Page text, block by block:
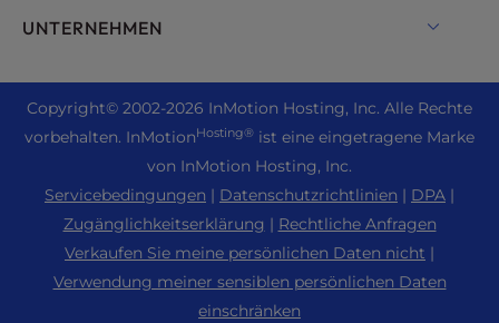
Enterprise Hosting Lösungen
Reseller Hosting
Reseller VPS
Professionelle E-Mail
WordPress Website Builder
Joomla Hosting
Laravel Hosting
Linux-Hosting
Magento Hosting
Minecraft Server Hosting
PHP-Hosting
Live Chat
+44 2045 763722
Premier-Support
Support Center
Ressourcen
Unterstützung der Gemeinschaft
UNTERNEHMEN
Über uns
Standorte der Rechenzentren
Rechenzentrum Los Angeles
Rechenzentrum Ashburn
Presse
Copyright© 2002-2026 InMotion Hosting, Inc. Alle Rechte
vorbehalten. InMotionHosting® ist eine eingetragene Marke
von InMotion Hosting, Inc.
Servicebedingungen | Datenschutzrichtlinien | DPA |
Zugänglichkeitserklärung | Rechtliche Anfragen
Verkaufen Sie meine persönlichen Daten nicht |
Verwendung meiner sensiblen persönlichen Daten
einschränken